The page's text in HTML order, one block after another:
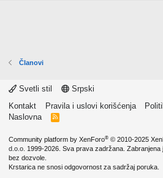
Članovi
Svetli stil
Srpski
Kontakt
Pravila i uslovi korišćenja
Naslovna
R
Community platform by XenForo® © 2010-2025
d.o.o. 1999-2026. Sva prava zadržana.
bez dozvole.
Krstarica ne snosi odgovornost za sadržaj poruka.